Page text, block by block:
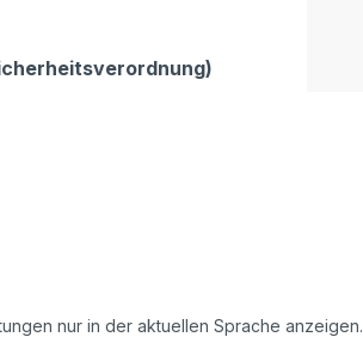
nur in der aktuellen Sprache anzeigen.